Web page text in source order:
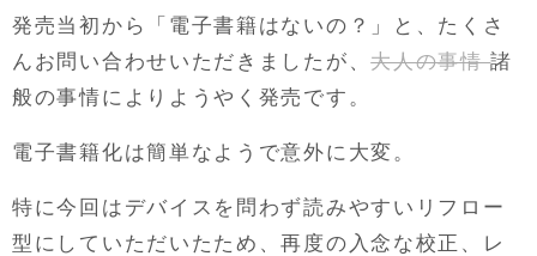
発売当初から「電子書籍はないの？」と、たくさ
んお問い合わせいただきましたが、大人の事情諸
般の事情によりようやく発売です。
電子書籍化は簡単なようで意外に大変。
特に今回はデバイスを問わず読みやすいリフロー
型にしていただいたため、再度の入念な校正、レ